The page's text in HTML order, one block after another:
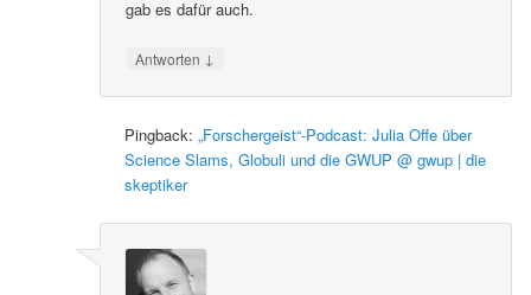
gab es dafür auch.
Antworten ↓
Pingback:„Forschergeist“-Podcast: Julia Offe über
Science Slams, Globuli und die GWUP @ gwup | die
skeptiker